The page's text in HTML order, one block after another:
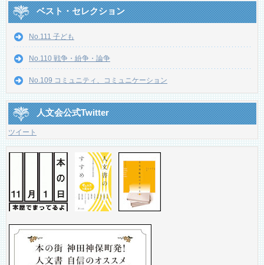
ベスト・セレクション
No.111 子ども
No.110 戦争・紛争・論争
No.109 コミュニティ、コミュニケーション
人文会公式Twitter
ツイート